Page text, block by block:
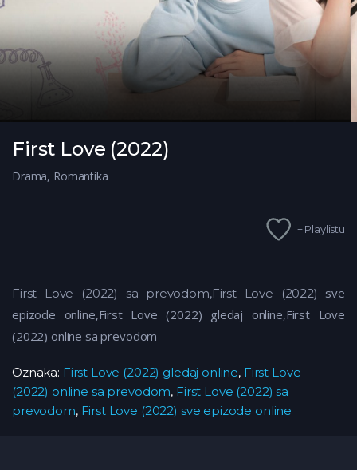
First Love (2022)
Drama, Romantika
+ Playlistu
First Love (2022) sa prevodom,First Love (2022)
sve
epizode online,First Love (2022) gledaj online,First Love
(2022) online sa prevodom
Oznaka: First Love (2022) gledaj online, First Love
(2022) online sa prevodom, First Love (2022) sa
prevodom, First Love (2022) sve epizode online